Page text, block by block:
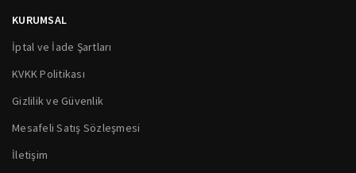
KURUMSAL
İptal ve İade Şartları
KVKK Politikası
Gizlilik ve Güvenlik
Mesafeli Satış Sözleşmesi
İletişim